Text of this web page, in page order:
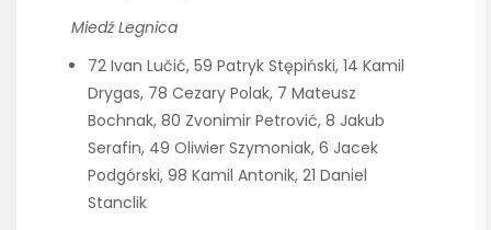
Miedź Legnica
72 Ivan Lučić, 59 Patryk Stępiński, 14 Kamil
Drygas, 78 Cezary Polak, 7 Mateusz
Bochnak, 80 Zvonimir Petrović, 8 Jakub
Serafin, 49 Oliwier Szymoniak, 6 Jacek
Podgórski, 98 Kamil Antonik, 21 Daniel
Stanclik